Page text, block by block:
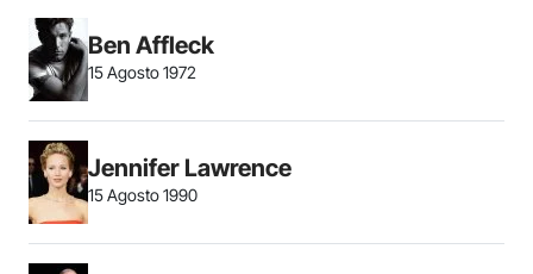
Ben Affleck
15 Agosto 1972
Jennifer Lawrence
15 Agosto 1990